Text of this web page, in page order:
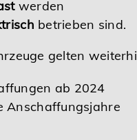
werden
betrieben sind.
gelten
ab 2024
Anschaffungsjahre